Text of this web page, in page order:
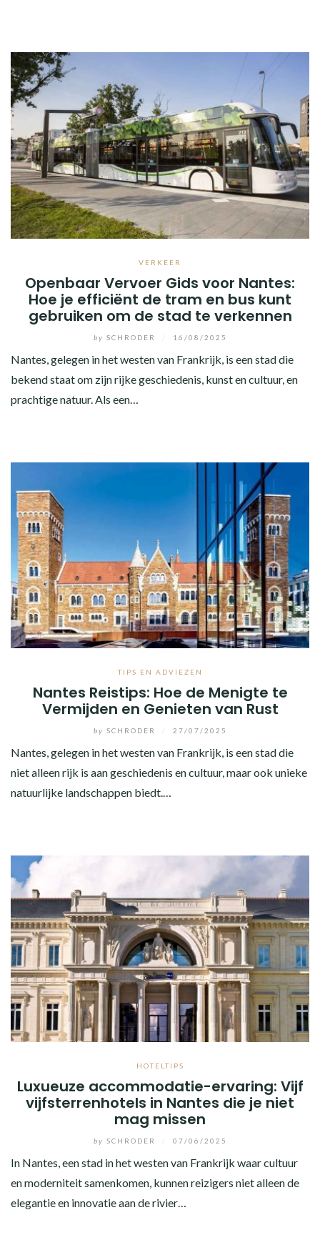
VERKEER
Openbaar Vervoer Gids voor Nantes:
Hoe je efficiënt de tram en bus kunt
gebruiken om de stad te verkennen
by SCHRODER 16/08/2025
Nantes, gelegen in het westen van Frankrijk, is een stad die
bekend staat om zijn rijke geschiedenis, kunst en cultuur, en
prachtige natuur. Als een…
TIPS EN ADVIEZEN
Nantes Reistips: Hoe de Menigte te
Vermijden en Genieten van Rust
by SCHRODER 27/07/2025
Nantes, gelegen in het westen van Frankrijk, is een stad die
niet alleen rijk is aan geschiedenis en cultuur, maar ook unieke
natuurlijke landschappen biedt.…
HOTELTIPS
Luxueuze accommodatie-ervaring: Vijf
vijfsterrenhotels in Nantes die je niet
mag missen
by SCHRODER 07/06/2025
In Nantes, een stad in het westen van Frankrijk waar cultuur
en moderniteit samenkomen, kunnen reizigers niet alleen de
elegantie en innovatie aan de rivier…